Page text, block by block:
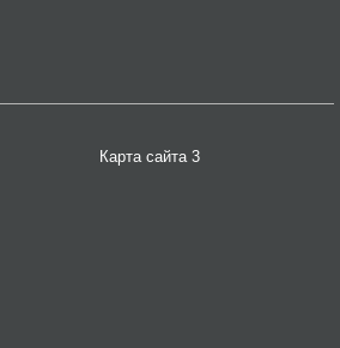
Карта сайта 3